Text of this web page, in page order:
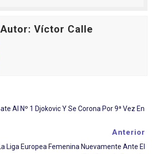
Autor: Víctor Calle
Al Nº 1 Djokovic Y Se Corona Por 9ª Vez En
Anterior
Liga Europea Femenina Nuevamente Ante El